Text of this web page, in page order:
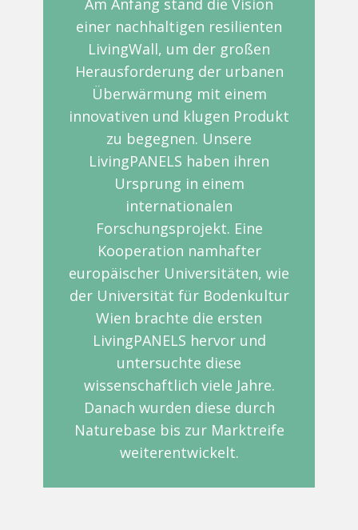
Am Anfang stand die Vision
einer nachhaltigen resilienten
LivingWall, um der großen
Herausforderung der urbanen
Überwärmung mit einem
innovativen und klugen Produkt
zu begegnen. Unsere
LivingPANELS haben ihren
Ursprung in einem
internationalen
Forschungsprojekt. Eine
Kooperation namhafter
europäischer Universitäten, wie
der Universität für Bodenkultur
Wien brachte die ersten
LivingPANELS hervor und
untersuchte diese
wissenschaftlich viele Jahre.
Danach wurden diese durch
Naturebase bis zur Marktreife
weiterentwickelt.